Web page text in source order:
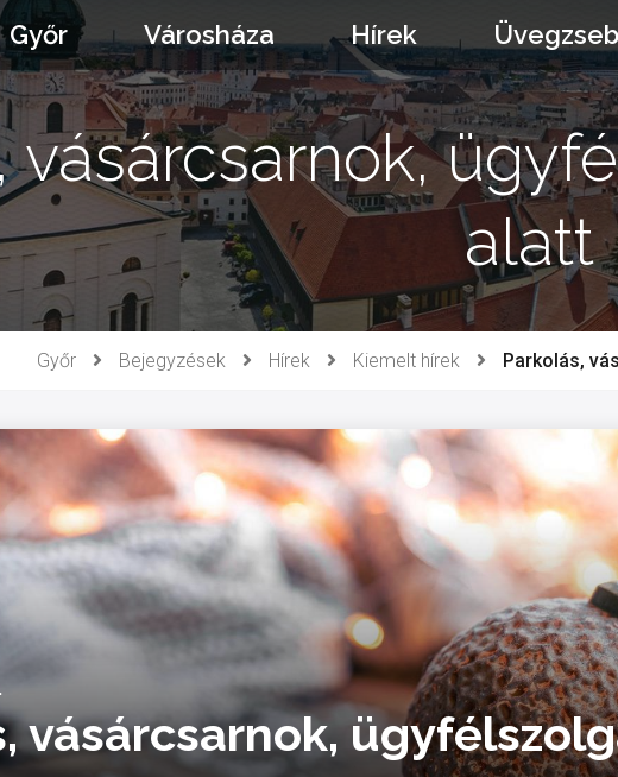
Győr Városháza Hírek Üvegzseb
vásárcsarnok,
alatt
Győr Bejegyzések Hírek Kiemelt hírek Parkolás,
vásárcsarnok,